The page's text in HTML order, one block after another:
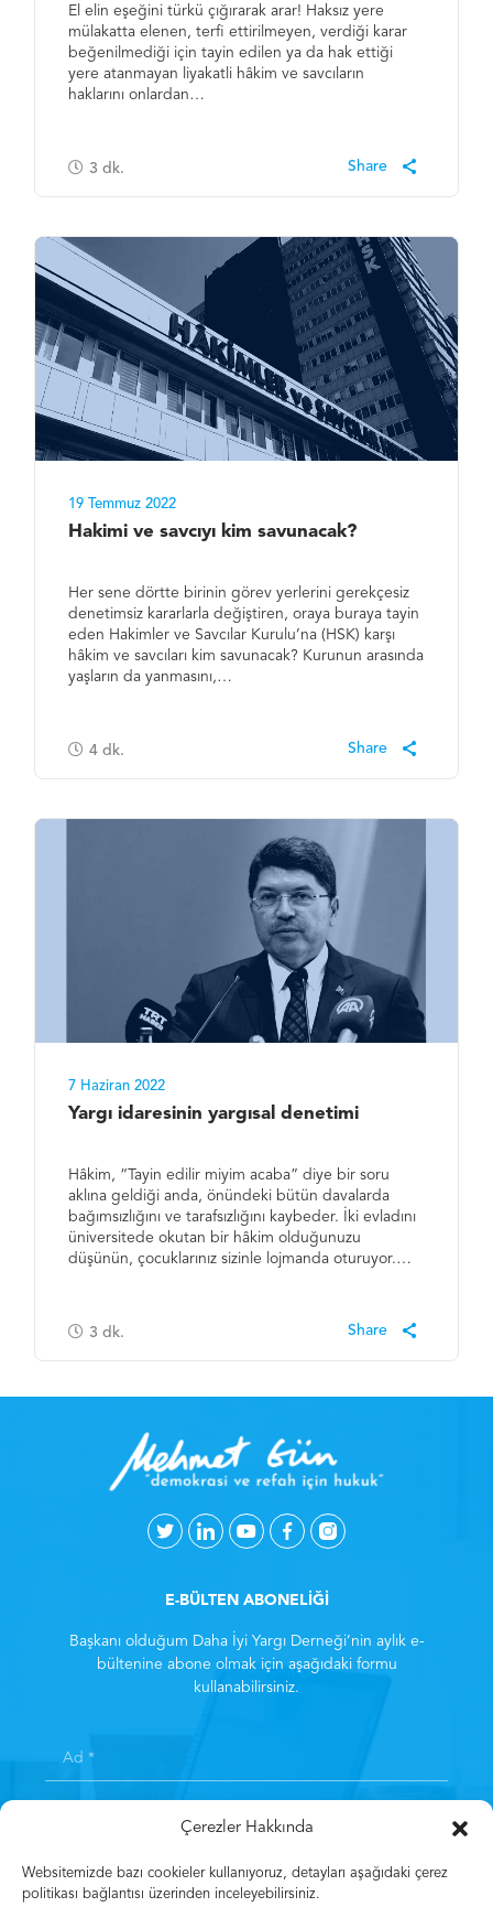
Çerezler Hakkında
Websitemizde bazı cookieler kullanıyoruz, detayları aşağıdaki çerez
politikası bağlantısı üzerinden inceleyebilirsiniz.
El elin eşeğini türkü çığırarak arar! Haksız yere
mülakatta elenen, terfi ettirilmeyen, verdiği karar
beğenilmediği için tayin edilen ya da hak ettiği
yere atanmayan liyakatli hâkim ve savcıların
haklarını onlardan…
3 dk.
19 Temmuz 2022
Hakimi ve savcıyı kim savunacak?
Her sene dörtte birinin görev yerlerini gerekçesiz
denetimsiz kararlarla değiştiren, oraya buraya tayin
eden Hakimler ve Savcılar Kurulu’na (HSK) karşı
hâkim ve savcıları kim savunacak? Kurunun arasında
yaşların da yanmasını,…
4 dk.
7 Haziran 2022
Yargı idaresinin yargısal denetimi
Hâkim, “Tayin edilir miyim acaba” diye bir soru
aklına geldiği anda, önündeki bütün davalarda
bağımsızlığını ve tarafsızlığını kaybeder. İki evladını
üniversitede okutan bir hâkim olduğunuzu
düşünün, çocuklarınız sizinle lojmanda oturuyor.…
3 dk.
E-BÜLTEN ABONELİĞİ
Başkanı olduğum Daha İyi Yargı Derneği’nin aylık e-
bültenine abone olmak için aşağıdaki formu
kullanabilirsiniz.